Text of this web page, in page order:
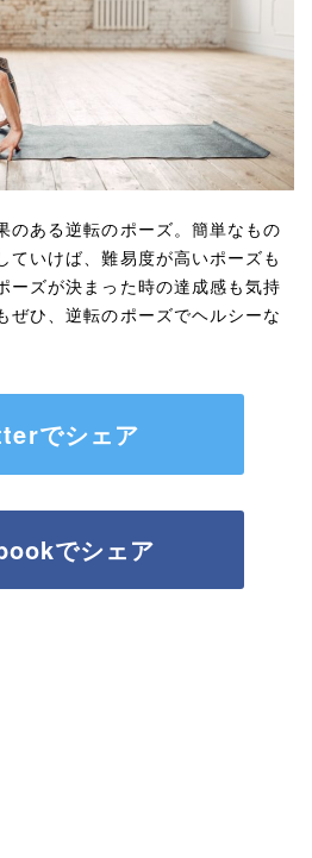
のある逆転のポーズ。簡単なもの
ていけば、難易度が高いポーズも
ーズが決まった時の達成感も気持
ぜひ、逆転のポーズでヘルシーな
でシェア
でシェア